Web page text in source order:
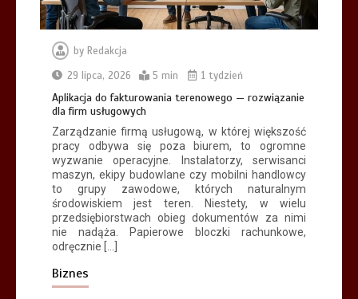
— rozwiązanie dla firm usługowych
by Redakcja
29 lipca, 2026
5 min 1 tydzień
Aplikacja do fakturowania terenowego — rozwiązanie
dla firm usługowych
Zarządzanie firmą usługową, w której większość
pracy odbywa się poza biurem, to ogromne
wyzwanie operacyjne. Instalatorzy, serwisanci
maszyn, ekipy budowlane czy mobilni handlowcy
to grupy zawodowe, których naturalnym
środowiskiem jest teren. Niestety, w wielu
przedsiębiorstwach obieg dokumentów za nimi
nie nadąża. Papierowe bloczki rachunkowe,
odręcznie […]
Biznes